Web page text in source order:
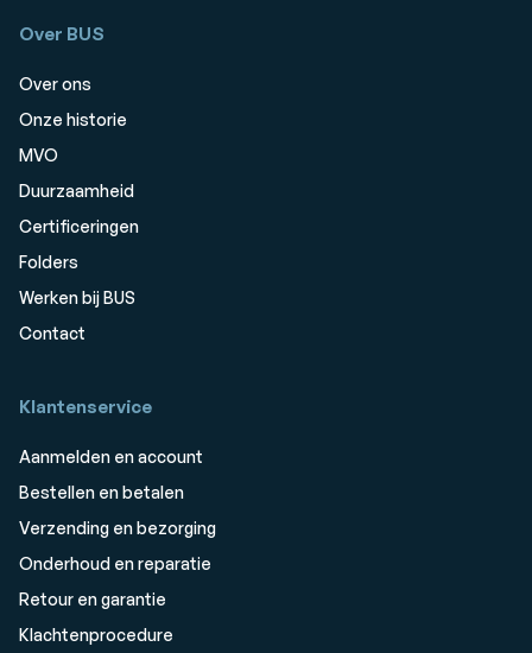
Over BUS
Over ons
Onze historie
MVO
Duurzaamheid
Certificeringen
Folders
Werken bij BUS
Contact
Klantenservice
Aanmelden en account
Bestellen en betalen
Verzending en bezorging
Onderhoud en reparatie
Retour en garantie
Klachtenprocedure